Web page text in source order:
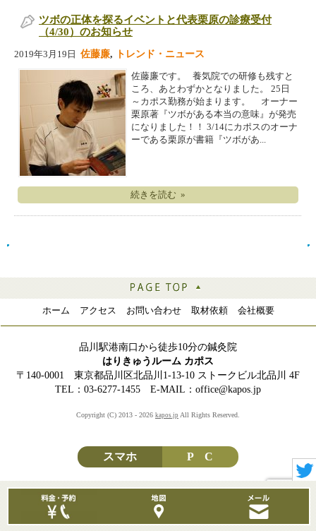
ツボの正体を探るイベントと代表栗原の診療受付
（4/30）のお知らせ
2019年3月19日 佐藤廉, トレンド・ニュース
佐藤廉です。 養気院での研修も残すと
ころ、あとわずかとなりました。 25日
～カポス勤務が始まります。 オーナー
栗原著『ツボがある本当の意味』が発売
になりました！！ 3/14にカポスのオーナ
ーである栗原が書籍『ツボがあ...
続きを読む »
ホーム アクセス お問い合わせ 取材依頼 会社概要
品川駅港南口から徒歩10分の鍼灸院
はりきゅうルーム カポス
〒140-0001 東京都品川区北品川1-13-10 ストークビル北品川 4F
TEL：03-6277-1455 E-MAIL：office@kapos.jp
Copyright (C) 2013 - 2026 kapos.jp All Rights Reserved.
スマホ P C